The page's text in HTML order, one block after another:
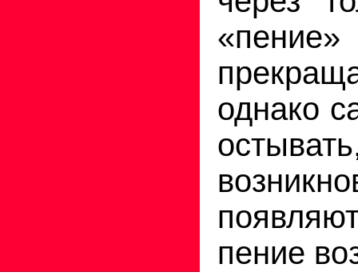
«пение»
однако
пение